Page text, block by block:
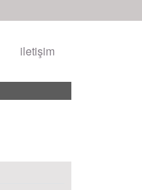
iletişim